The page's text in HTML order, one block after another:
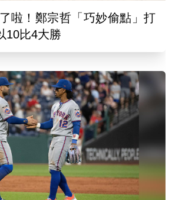
啦！鄭宗哲「巧妙偷點」打
10比4大勝